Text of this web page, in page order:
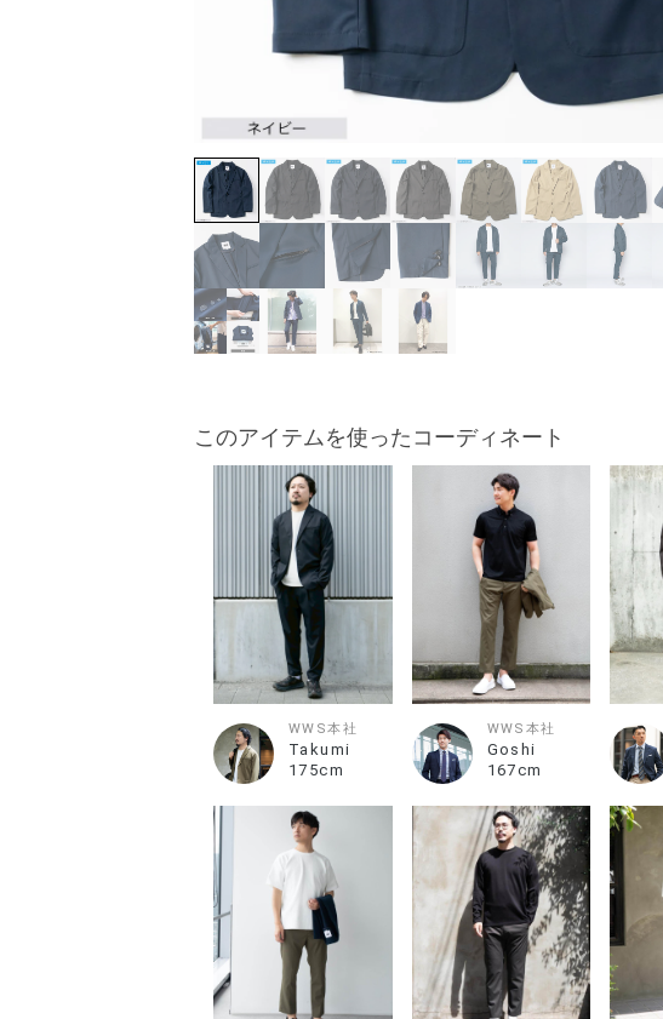
このアイテムを使ったコーディネート
WWS本社
Takumi
175cm
WWS本社
Goshi
167cm